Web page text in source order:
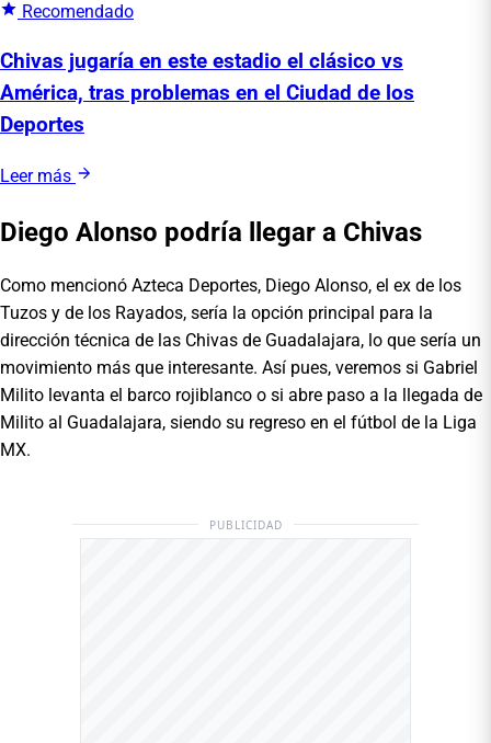
Recomendado
Chivas jugaría en este estadio el clásico vs
América, tras problemas en el Ciudad de los
Deportes
Leer más
Diego Alonso podría llegar a Chivas
Como mencionó Azteca Deportes, Diego Alonso, el ex de los
Tuzos y de los Rayados, sería la opción principal para la
dirección técnica de las Chivas de Guadalajara, lo que sería un
movimiento más que interesante. Así pues, veremos si Gabriel
Milito levanta el barco rojiblanco o si abre paso a la llegada de
Milito al Guadalajara, siendo su regreso en el fútbol de la Liga
MX.
PUBLICIDAD